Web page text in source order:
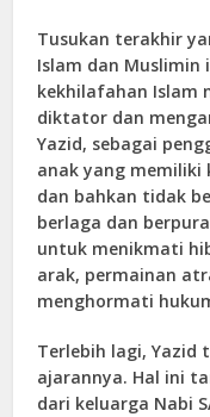
Tusukan terakhir
Islam dan Muslimin
kekhilafahan Islam
diktator dan
Yazid, sebagai
anak yang memiliki
dan bahkan tidak
berlaga dan
untuk menikmati
arak, permainan
menghormati
Terlebih lagi, Yazid
ajarannya. Hal ini
dari keluarga Nabi